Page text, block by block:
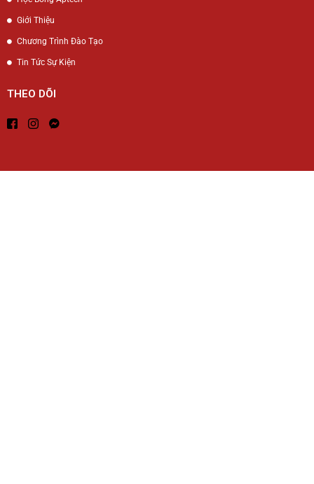
Giới Thiệu
Chương Trình Đào Tạo
Tin Tức Sự Kiện
THEO DÕI